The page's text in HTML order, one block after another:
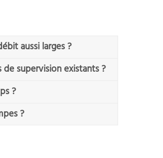
aussi larges ?
supervision existants ?
?
?